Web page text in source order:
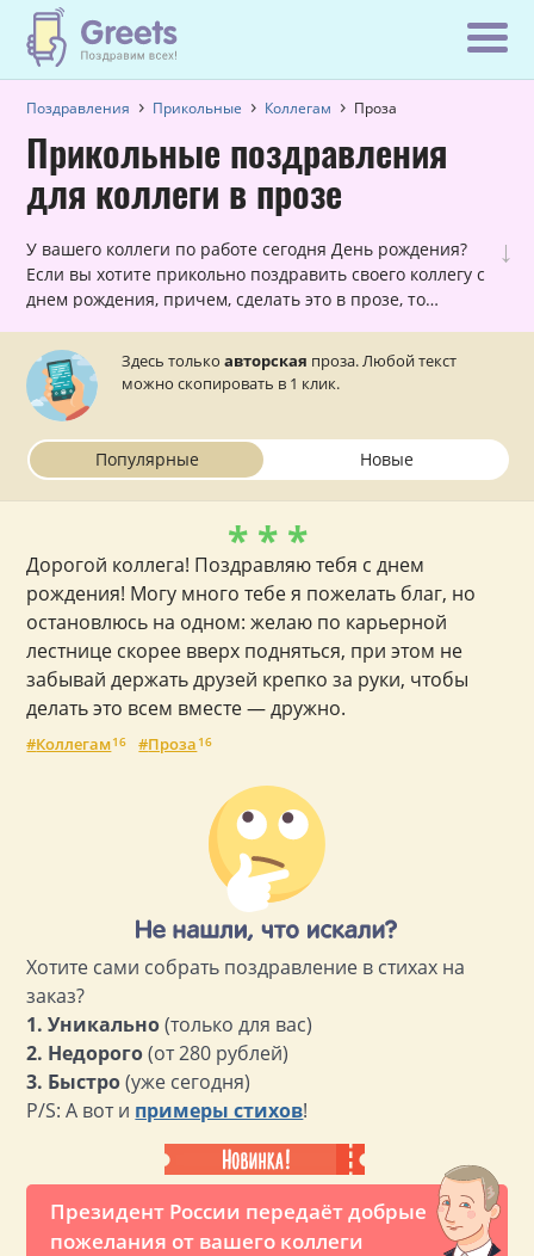
Поздравления Прикольные Коллегам Проза
Прикольные поздравления
для коллеги в прозе
↓
У вашего коллеги по работе сегодня День рождения?
Если вы хотите прикольно поздравить своего коллегу с
днем рождения, причем, сделать это в прозе, то
Здесь толькоавторская проза. Любой текст
можно скопировать в 1 клик.
Популярные Новые
Президент России передаёт добрые
пожелания от вашего коллеги
* * *
Дорогой коллега! Поздравляю тебя с днем
рождения! Могу много тебе я пожелать благ, но
остановлюсь на одном: желаю по карьерной
лестнице скорее вверх подняться, при этом не
забывай держать друзей крепко за руки, чтобы
делать это всем вместе — дружно.
Коллегам16 Проза 16
Хотите сами собрать поздравление в стихах на
заказ?
1. Уникально(только для вас)
2. Недорого(от 280 рублей)
3. Быстро(уже сегодня)
P/S: А вот и примеры стихов!